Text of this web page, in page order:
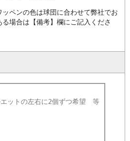
ペンの色は球団に合わせて弊社でお
場合は【備考】欄にご記入くださ